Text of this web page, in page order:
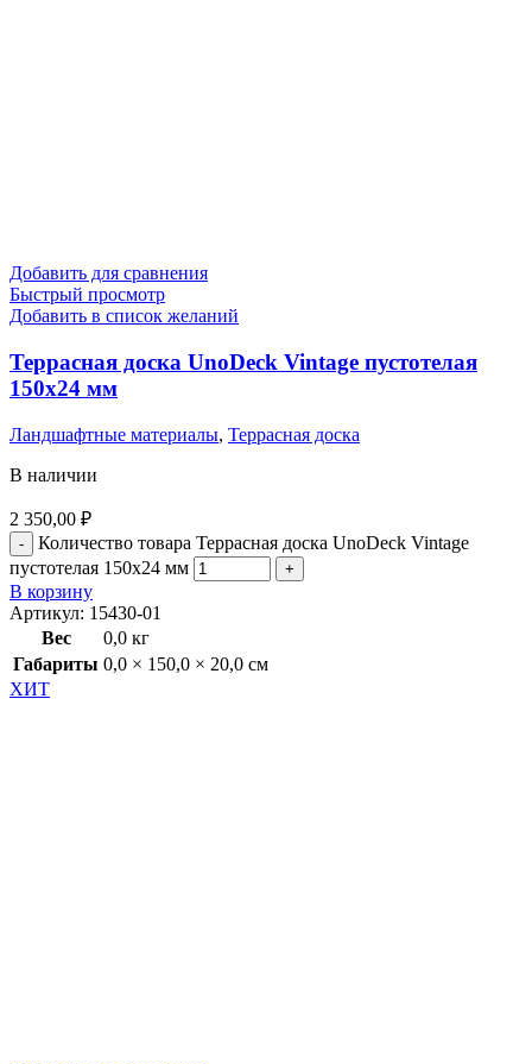
Добавить для сравнения
Быстрый просмотр
Добавить в список желаний
Террасная доска UnoDeck Vintage пустотелая
150х24 мм
Ландшафтные материалы, Террасная доска
В наличии
2 350,00 ₽
Количество товара Террасная доска UnoDeck Vintage
пустотелая 150х24 мм
В корзину
Артикул: 15430-01
Вес
0,0 кг
Габариты 0,0 × 150,0 × 20,0 см
ХИТ